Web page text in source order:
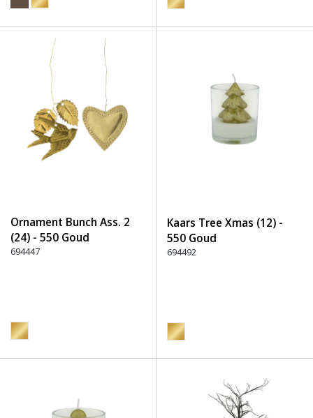
Ornament Bunch Ass. 2
(24) - 550 Goud
694447
Kaars Tree Xmas (12) -
550 Goud
694492